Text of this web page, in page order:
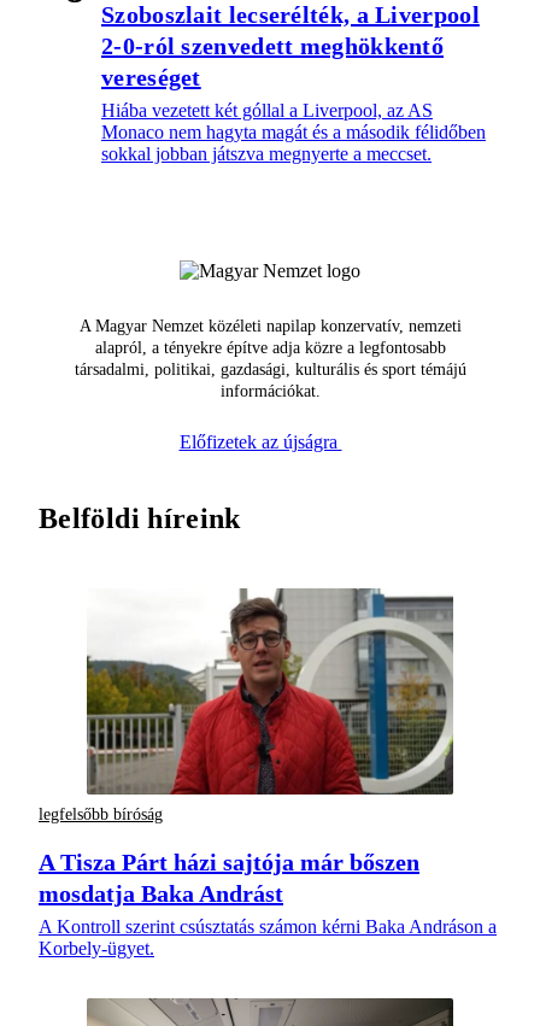
Szoboszlait lecserélték, a Liverpool
2-0-ról szenvedett meghökkentő
vereséget
Hiába vezetett két góllal a Liverpool, az AS
Monaco nem hagyta magát és a második félidőben
sokkal jobban játszva megnyerte a meccset.
A Magyar Nemzet közéleti napilap konzervatív, nemzeti
alapról, a tényekre építve adja közre a legfontosabb
társadalmi, politikai, gazdasági, kulturális és sport témájú
információkat.
Előfizetek az újságra
Belföldi híreink
legfelsőbb bíróság
A Tisza Párt házi sajtója már bőszen
mosdatja Baka Andrást
A Kontroll szerint csúsztatás számon kérni Baka Andráson a
Korbely-ügyet.